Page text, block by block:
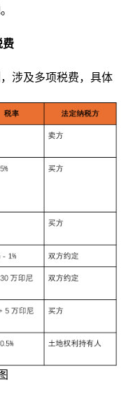
费
涉及多项税费，具体